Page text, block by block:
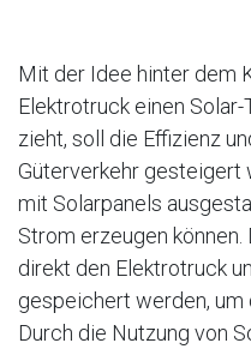
Mit der Idee hinter dem
Elektrotruck einen
zieht, soll die Effizienz
Güterverkehr gesteigert
mit Solarpanels
Strom erzeugen
direkt den Elektrotruck
gespeichert werden, um
Durch die Nutzung von